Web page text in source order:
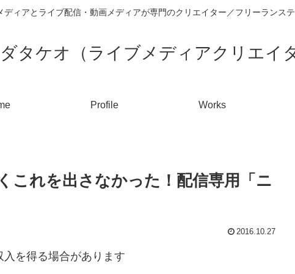
ディアとライブ配信・動画メディアが専門のクリエイター／フリーランス
ダタケオ（ライブメディアクリエイ
Profile Works
これを出さなかった！配信専用「ニ
2016.10.27
を得る場合があります